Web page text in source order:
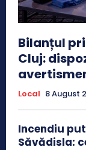
Bilanțul
Cluj:
Local 8 August
Incendiu
Săvădisla: